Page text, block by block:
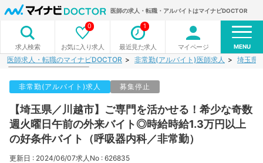
医師の求人・転職・アルバイトはマイナビDOCTOR
求人検索 お気に入り求人
0
最近見た求人
1
マイページ MENU
医師求人・転職のマイナビDOCTOR 非常勤(アルバイト)医師求人 埼玉県
非常勤(アルバイト)求人 募集停止
【埼玉県／川越市】ご専門を活かせる！希少な奇数
週火曜日午前の外来バイト◎時給時給1.3万円以上
の好条件バイト（呼吸器内科／非常勤）
更新日 : 2024/06/07求人No : 626835